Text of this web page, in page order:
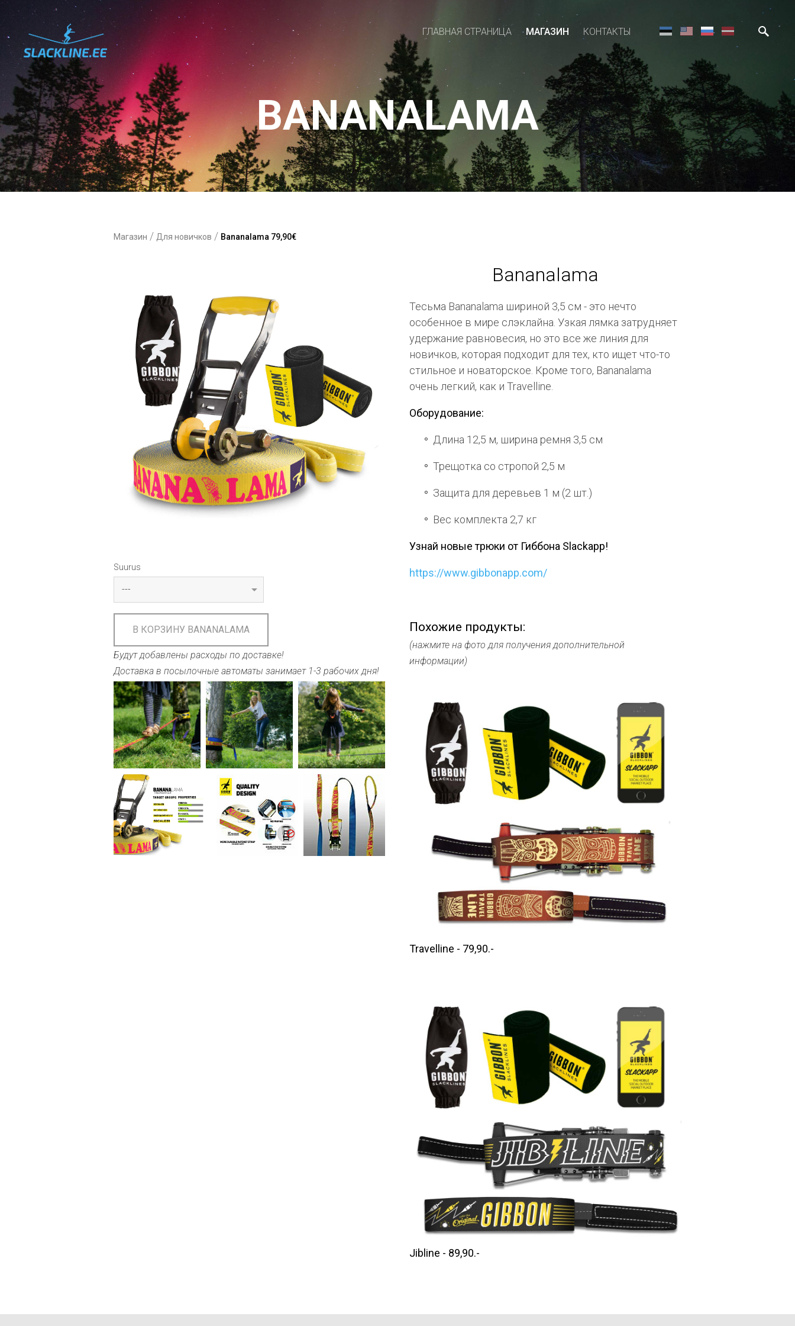
ГЛАВНАЯ СТРАНИЦА МАГАЗИН КОНТАКТЫ
BANANALAMA
Магазин / Для новичков / Bananalama 79,90€
Suurus
В КОРЗИНУ BANANALAMA
Будут добавлены расходы по доставке!
Доставка в посылочные автоматы занимает 1-3 рабочих дня!
Bananalama
Тесьма Bananalama шириной 3,5 см - это нечто
особенное в мире слэклайна. Узкая лямка затрудняет
удержание равновесия, но это все же линия для
новичков, которая подходит для тех, кто ищет что-то
стильное и новаторское. Кроме того, Bananalama
очень легкий, как и Travelline.
Оборудование:
Длина 12,5 м, ширина ремня 3,5 см
Трещотка со стропой 2,5 м
Защита для деревьев 1 м (2 шт.)
Вес комплекта 2,7 кг
Узнай новые трюки от Гиббона Slackapp!
https://www.gibbonapp.com/
Похожие продукты:
(нажмите на фото для получения дополнительной
информации)
Travelline - 79,90.-
Jibline - 89,90.-